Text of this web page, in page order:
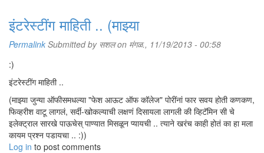
इंटरेस्टींग माहिती .. (माझ्या
Permalink Submitted by सशलon मंगळ., 11/19/2013 - 00:58
:)
इंटरेस्टींग माहिती ..
(माझ्या जुन्या ऑफीसमधल्या "फेश आऊट ऑफ कॉलेज" पोरींनां फार सवय होती कणकण,
फिव्हरीश वाटू लागलं, सर्दी-खोकल्याची लक्षणं दिसायला लागली की व्हिटॅमिन सी चे
इलेक्ट्राल सारखे पाऊचेस् पाण्यात मिसळून प्यायची .. त्याने खरंच काही होतं का हा मला
कायम प्रश्न पडायचा .. :))
Log in to post comments